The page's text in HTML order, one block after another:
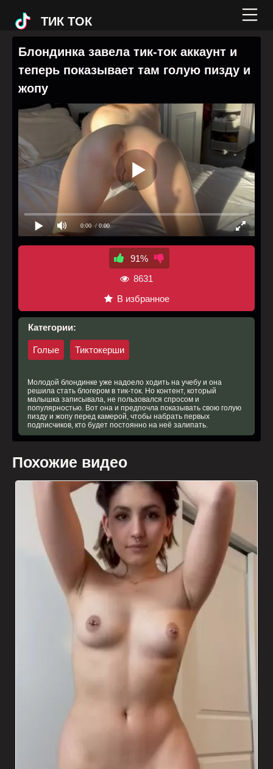
ТИК ТОК
Блондинка завела тик-ток аккаунт и
теперь показывает там голую пизду и
жопу
0:00 / 0:00
91%
8631
В избранное
Категории:
Голые Тиктокерши
Молодой блондинке уже надоело ходить на учебу и она
решила стать блогером в тик-ток. Но контент, который
малышка записывала, не пользовался спросом и
популярностью. Вот она и предпочла показывать свою голую
пизду и жопу перед камерой, чтобы набрать первых
подписчиков, кто будет постоянно на неё залипать.
Похожие видео